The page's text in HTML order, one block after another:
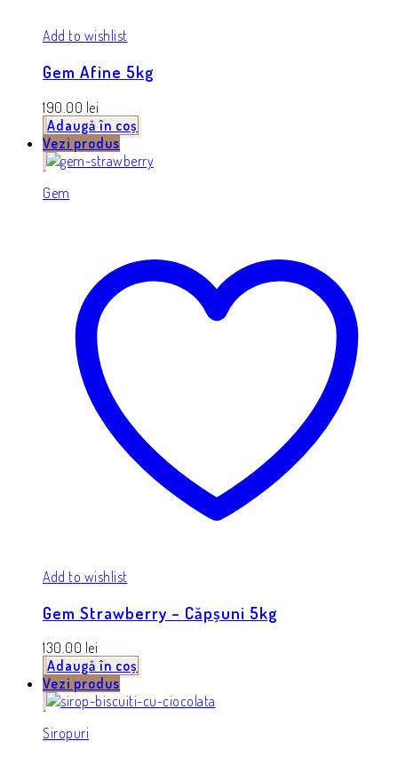
Add to wishlist
Gem Afine 5kg
190.00 lei
Adaugă în coș
Vezi produs
Gem
Add to wishlist
Gem Strawberry – Căpșuni 5kg
130.00 lei
Adaugă în coș
Vezi produs
Siropuri